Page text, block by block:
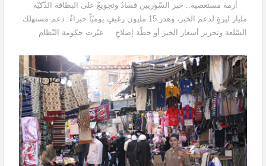
أزمة مستعصية.. خبز السّوريين فسادٌ وتجويعٌ على البطاقة الذّكيّة
مليار ليرةٍ لدعم الخبز، وهدر 15 مليون رغيفٍ يوميّاً خبراءٌ: دعم مستهلك
السّلعة وتحرير أسعار الخبز أو خطّة إصلاحٍ غيّرت حكومة النّظام